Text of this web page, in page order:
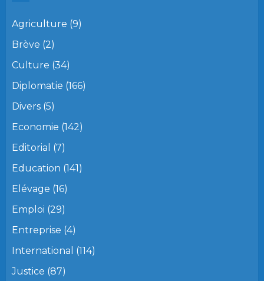
Agriculture (9)
Brève (2)
Culture (34)
Diplomatie (166)
Divers (5)
Economie (142)
Editorial (7)
Education (141)
Elévage (16)
Emploi (29)
Entreprise (4)
International (114)
Justice (87)